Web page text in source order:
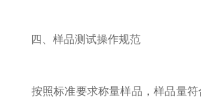
四、样品测试操作规范
按照标准要求称量样品，样品量符